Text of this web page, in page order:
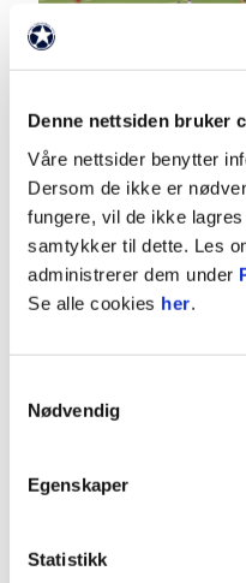
Denne nettsiden bruker
Våre nettsider benytter
Dersom de ikke er
fungere, vil de ikke
samtykker til dette. Les
administrerer dem under
Se alle cookies her.
Nødvendig
Egenskaper
Statistikk
03:00
2.8.2026 | 00:03:00
Hødd - Moss 2-1
OBOS-ligaen 2026